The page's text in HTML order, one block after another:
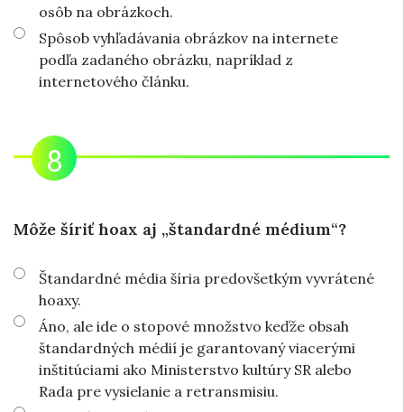
osôb na obrázkoch.
Spôsob vyhľadávania obrázkov na internete
podľa zadaného obrázku, napríklad z
internetového článku.
Môže šíriť hoax aj „štandardné médium“?
Štandardné média šíria predovšetkým vyvrátené
hoaxy.
Áno, ale ide o stopové množstvo keďže obsah
štandardných médií je garantovaný viacerými
inštitúciami ako Ministerstvo kultúry SR alebo
Rada pre vysielanie a retransmisiu.